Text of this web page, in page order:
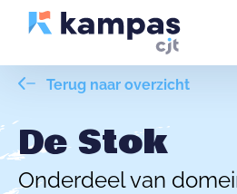
Terug naar overzicht
De Stok
Onderdeel van